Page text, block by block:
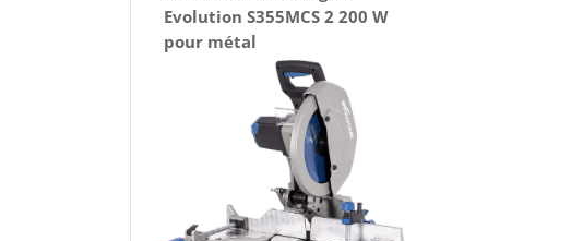
Evolution S355MCS 2 200 W
pour métal